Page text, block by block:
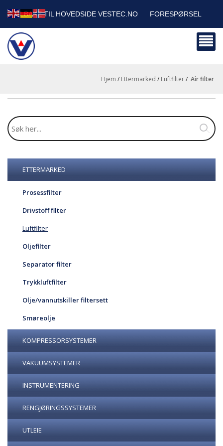
TILBAKE TIL HOVEDSIDE VESTEC.NO FORESPØRSEL
HANDLEVOGN
BEDRIFTSKUNDER
Hjem / Ettermarked / Luftfilter/ air filter
ETTERMARKED
Prosessfilter
Drivstoff filter
Luftfilter
Oljefilter
Separator filter
Trykkluftfilter
Olje/vannutskiller filtersett
Smøreolje
KOMPRESSORSYSTEMER
VAKUUMSYSTEMER
INSTRUMENTERING
RENGJØRINGSSYSTEMER
UTLEIE